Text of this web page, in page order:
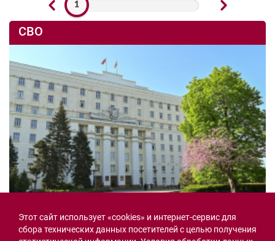
1
СВО
Семьи героев СВО с временной регистрацией
Этот сайт использует «cookies» и интернет-сервис для
сбора технических данных посетителей с целью получения